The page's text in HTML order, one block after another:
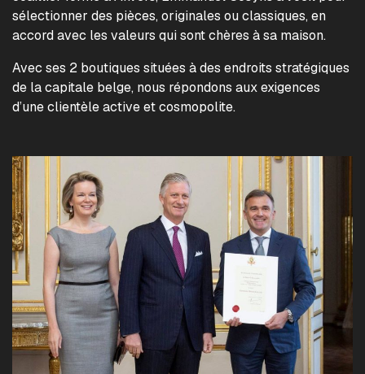
sélectionner des pièces, originales ou classiques, en
accord avec les valeurs qui sont chères à sa maison.
Avec ses 2 boutiques situées à des endroits stratégiques
de la capitale belge, nous répondons aux exigences
d’une clientèle active et cosmopolite.